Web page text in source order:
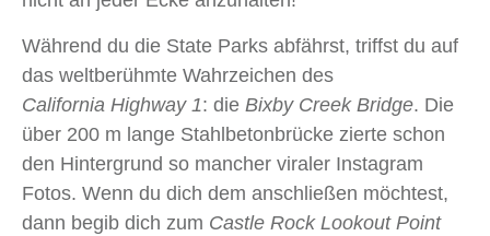
Während du die State Parks abfährst, triffst du auf
das weltberühmte Wahrzeichen des
California Highway 1: die Bixby Creek Bridge. Die
über 200 m lange Stahlbetonbrücke zierte schon
den Hintergrund so mancher viraler Instagram
Fotos. Wenn du dich dem anschließen möchtest,
dann begib dich zum Castle Rock Lookout Point